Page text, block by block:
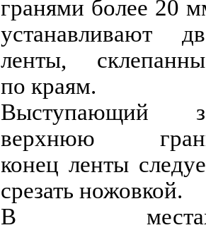
гранями более 20
устанавливают
ленты,
по краям.
Выступающий
верхнюю
конец ленты
срезать ножовкой.
В